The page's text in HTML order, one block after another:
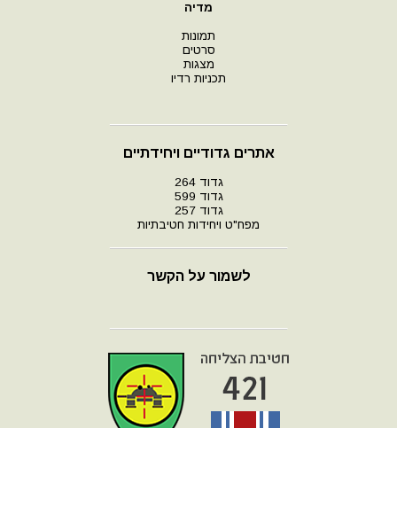
מדיה
תמונות
סרטים
מצגות
תכניות רדיו
אתרים גדודיים ויחידתיים
גדוד 264
גדוד 599
גדוד 257
מפח"ט ויחידות חטיבתיות
לשמור על הקשר